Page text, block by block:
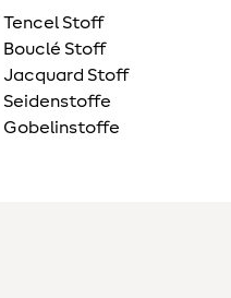
Tencel Stoff
Bouclé Stoff
Jacquard Stoff
Seidenstoffe
Gobelinstoffe